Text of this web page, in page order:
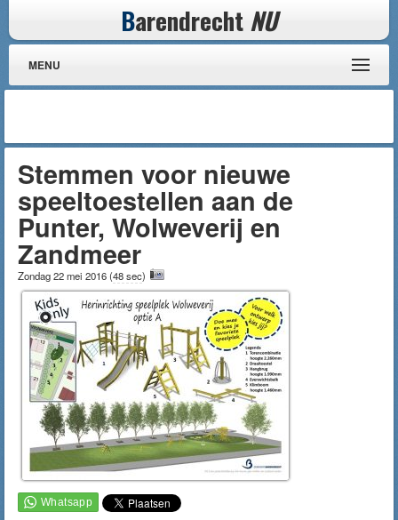
Barendrecht NU
MENU
Stemmen voor nieuwe
speeltoestellen aan de
Punter, Wolweverij en
Zandmeer
Zondag 22 mei 2016(48 sec)